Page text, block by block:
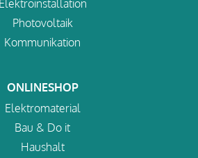
Elektroinstallation
Photovoltaik
Kommunikation
ONLINESHOP
Elektromaterial
Bau & Do it
Haushalt